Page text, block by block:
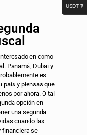
en cómo
Panamá, Dubai y
es
país y piensas que
por ahora. O tal
opción en
una segunda
cuando las
financiera se
USDT ₮